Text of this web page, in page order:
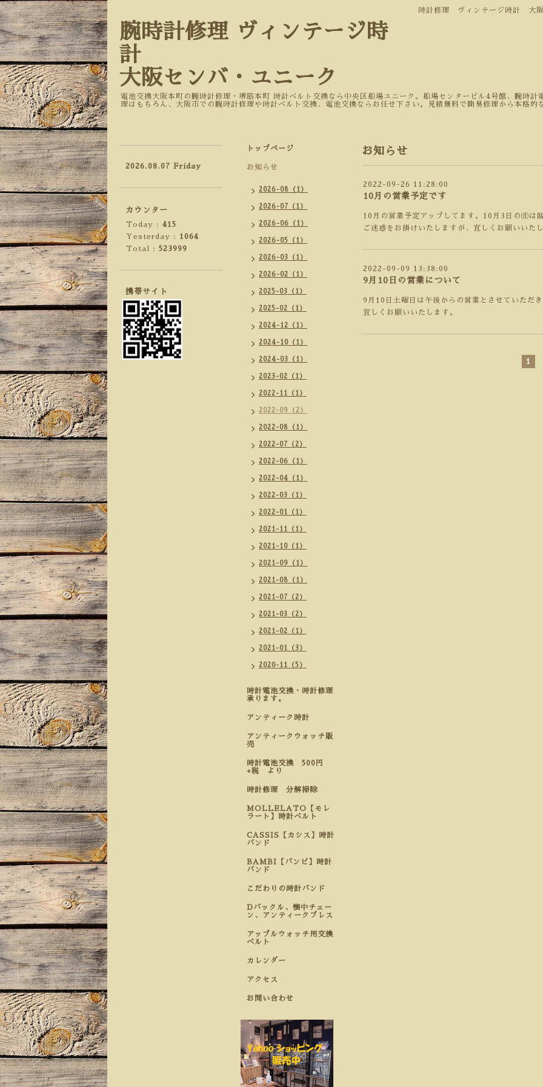
時計修理 ヴィンテージ時計 大
腕時計修理 ヴィンテージ時
計
大阪センバ・ユニーク
電池交換大阪本町の腕時計修理・堺筋本町 時計ベルト交換なら中央区船場ユニーク。船場センタービル4号館、腕時計
理はもちろん、大阪市での腕時計修理や時計ベルト交換、電池交換ならお任せ下さい。見積無料で簡易修理から本格的
お知らせ
2022-09-26 11:28:00
10月の営業予定です
10月の営業予定アップしてます。10月3日の㈪は
ご迷惑をお掛けいたしますが、宜しくお願いいた
2022-09-09 13:38:00
9月10日の営業について
9月10日土曜日は午後からの営業とさせていただ
宜しくお願いいたします。
1
トップページ
お知らせ
2026-08（1）
2026-07（1）
2026-06（1）
2026-05（1）
2026-03（1）
2026-02（1）
2025-03（1）
2025-02（1）
2024-12（1）
2024-10（1）
2024-03（1）
2023-02（1）
2022-11（1）
2022-09（2）
2022-08（1）
2022-07（2）
2022-06（1）
2022-04（1）
2022-03（1）
2022-01（1）
2021-11（1）
2021-10（1）
2021-09（1）
2021-08（1）
2021-07（2）
2021-03（2）
2021-02（1）
2021-01（3）
2020-11（5）
時計電池交換・時計修理
承ります。
アンティーク時計
アンティークウォッチ販
売
時計電池交換 500円
+税 より
時計修理 分解掃除
MOLLELATO【モレ
ラート】時計ベルト
CASSIS【カシス】時計
バンド
BAMBI【バンビ】時計
バンド
こだわりの時計バンド
Dバックル、懐中チェー
ン、アンティークブレス
アップルウォッチ用交換
ベルト
カレンダー
アクセス
お問い合わせ
2026.08.07 Friday
カウンター
Today : 415
Yesterday : 1064
Total : 523999
携帯サイト